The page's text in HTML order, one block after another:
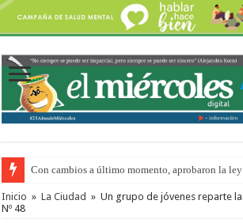
Con cambios a último momento, aprobaron la
Inicio » La Ciudad » Un grupo de jóvenes reparte
Nº 48